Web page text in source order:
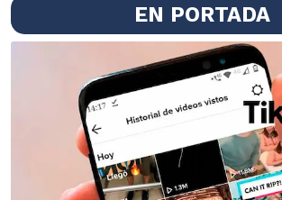
EN PORTADA